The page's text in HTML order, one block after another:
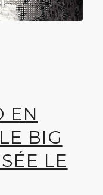
EN
BIG
LE